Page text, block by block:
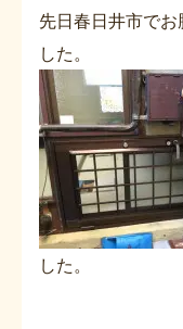
先日春日井市で
した。
した。